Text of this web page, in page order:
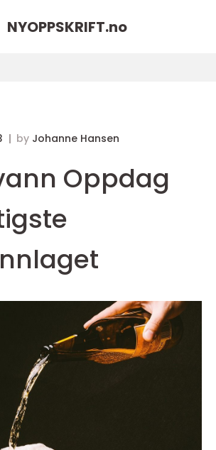
NYOPPSKRIFT.no
by Johanne Hansen
Oppdag